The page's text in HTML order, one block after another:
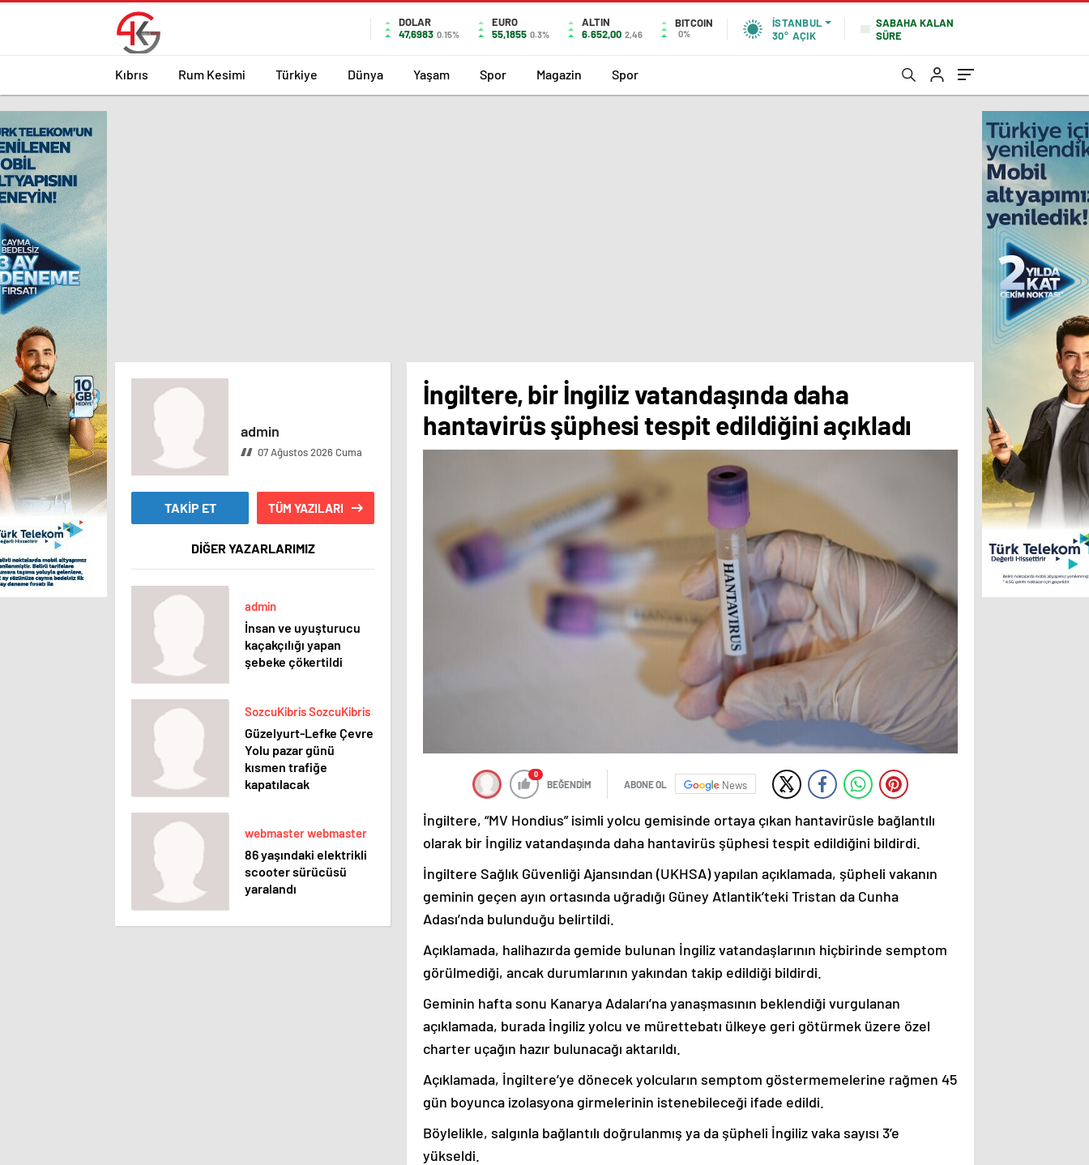
DOLAR
47,6983 0.15%
EURO
55,1855 0.3%
ALTIN
6.652,00 2,46
BITCOIN
0%
İSTANBUL
30° AÇIK
SABAHA KALAN
SÜRE
Kıbrıs Rum Kesimi Türkiye Dünya Yaşam Spor Magazin Spor
admin
07 Ağustos 2026 Cuma
TAKİP ET TÜM YAZILARI
DİĞER YAZARLARIMIZ
admin
İnsan ve uyuşturucu
kaçakçılığı yapan
şebeke çökertildi
SozcuKibris SozcuKibris
Güzelyurt-Lefke Çevre
Yolu pazar günü
kısmen trafiğe
kapatılacak
webmaster webmaster
86 yaşındaki elektrikli
scooter sürücüsü
yaralandı
İngiltere, bir İngiliz vatandaşında daha
hantavirüs şüphesi tespit edildiğini açıkladı
0
BEĞENDİM ABONE OL News
İngiltere, “MV Hondius” isimli yolcu gemisinde ortaya çıkan hantavirüsle bağlantılı
olarak bir İngiliz vatandaşında daha hantavirüs şüphesi tespit edildiğini bildirdi.
İngiltere Sağlık Güvenliği Ajansından (UKHSA) yapılan açıklamada, şüpheli vakanın
geminin geçen ayın ortasında uğradığı Güney Atlantik’teki Tristan da Cunha
Adası’nda bulunduğu belirtildi.
Açıklamada, halihazırda gemide bulunan İngiliz vatandaşlarının hiçbirinde semptom
görülmediği, ancak durumlarının yakından takip edildiği bildirdi.
Geminin hafta sonu Kanarya Adaları’na yanaşmasının beklendiği vurgulanan
açıklamada, burada İngiliz yolcu ve mürettebatı ülkeye geri götürmek üzere özel
charter uçağın hazır bulunacağı aktarıldı.
Açıklamada, İngiltere’ye dönecek yolcuların semptom göstermemelerine rağmen 45
gün boyunca izolasyona girmelerinin istenebileceği ifade edildi.
Böylelikle, salgınla bağlantılı doğrulanmış ya da şüpheli İngiliz vaka sayısı 3’e
yükseldi.